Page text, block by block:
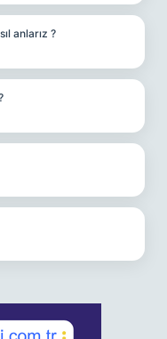
anlarız ?